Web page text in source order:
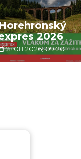
2026
21.08.2026, 09:20